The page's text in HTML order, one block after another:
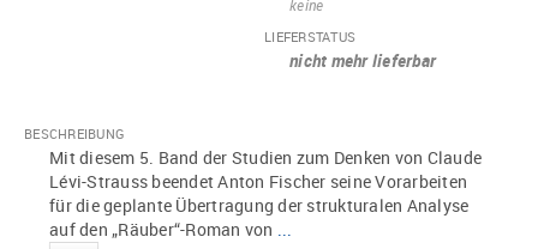
keine
LIEFERSTATUS
nicht mehr lieferbar
BESCHREIBUNG
Mit diesem 5. Band der Studien zum Denken von Claude
Lévi-Strauss beendet Anton Fischer seine Vorarbeiten
für die geplante Übertragung der strukturalen Analyse
auf den „Räuber“-Roman von ...